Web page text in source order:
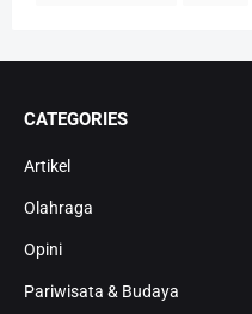
CATEGORIES
Artikel
Olahraga
Opini
Pariwisata & Budaya